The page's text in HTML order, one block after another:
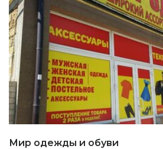
Мир одежды и обуви